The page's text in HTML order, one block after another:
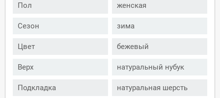
Пол женская
Сезон зима
Цвет бежевый
Верх натуральный нубук
Подкладка натуральная шерсть